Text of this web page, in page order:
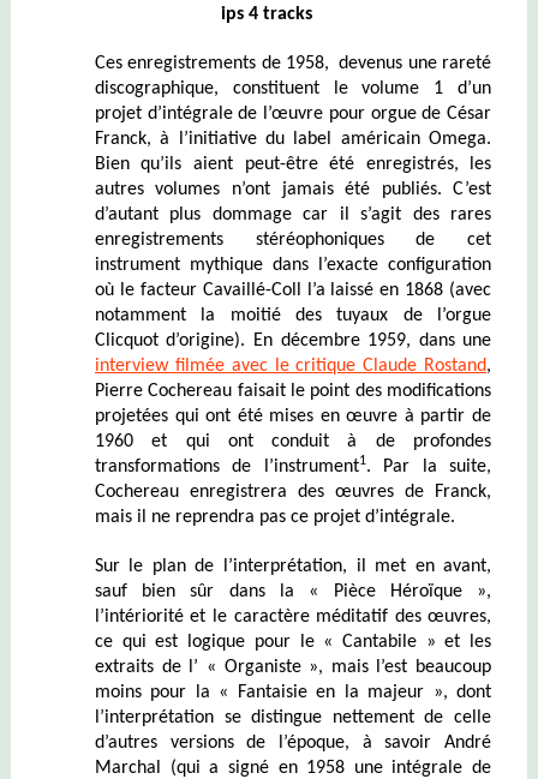
ips 4 tracks
Ces enregistrements de 1958, devenus une rareté
discographique, constituent le volume 1 d’un
projet d’intégrale de l’œuvre pour orgue de César
Franck, à l’initiative du label américain Omega.
Bien qu’ils aient peut-être été enregistrés, les
autres volumes n’ont jamais été publiés. C’est
d’autant plus dommage car il s’agit des rares
enregistrements stéréophoniques de cet
instrument mythique dans l’exacte configuration
où le facteur Cavaillé-Coll l’a laissé en 1868 (avec
notamment la moitié des tuyaux de l’orgue
Clicquot d’origine). En décembre 1959, dans une
interview filmée avec le critique Claude Rostand,
Pierre Cochereau faisait le point des modifications
projetées qui ont été mises en œuvre à partir de
1960 et qui ont conduit à de profondes
transformations de l’instrument1. Par la suite,
Cochereau enregistrera des œuvres de Franck,
mais il ne reprendra pas ce projet d’intégrale.
Sur le plan de l’interprétation, il met en avant,
sauf bien sûr dans la « Pièce Héroïque »,
l’intériorité et le caractère méditatif des œuvres,
ce qui est logique pour le « Cantabile » et les
extraits de l’ « Organiste », mais l’est beaucoup
moins pour la « Fantaisie en la majeur », dont
l’interprétation se distingue nettement de celle
d’autres versions de l’époque, à savoir André
Marchal (qui a signé en 1958 une intégrale de